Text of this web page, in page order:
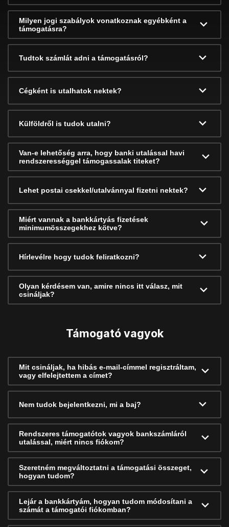
Milyen jogi szabályok vonatkoznak egyébként a
támogatásra?
Tudtok számlát adni a támogatásról?
Cégként is utalhatok nektek?
Külföldről is tudok utalni?
Van-e lehetőség arra, hogy banki utalással havi
rendszerességgel támogassalak titeket?
Lehet postai csekkel/utalvánnyal fizetni nektek?
Miért vannak a bankkártyás fizetések
minimumösszegekhez kötve?
Hírlevélre hogy tudok feliratkozni?
Olyan kérdésem van, amire nincs itt válasz, mit
csináljak?
Támogató vagyok
Mit csináljak, ha hibás e-mail-címmel regisztráltam,
vagy elfelejtettem a címet?
Nem tudok bejelentkezni, mi a baj?
Rendszeres támogatótok vagyok bankszámláról
utalással, miért nincs fiókom?
Szeretném megváltoztatni a támogatási összeget,
hogyan tudom?
Lejár a bankkártyám, hogyan tudom módosítani a
számát a támogatói fiókomban?